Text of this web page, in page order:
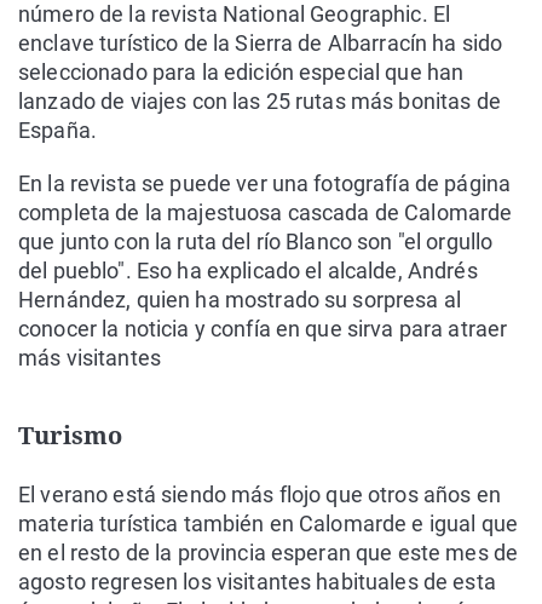
número de la revista National Geographic. El
enclave turístico de la Sierra de Albarracín ha sido
seleccionado para la edición especial que han
lanzado de viajes con las 25 rutas más bonitas de
España.
En la revista se puede ver una fotografía de página
completa de la majestuosa cascada de Calomarde
que junto con la ruta del río Blanco son "el orgullo
del pueblo". Eso ha explicado el alcalde, Andrés
Hernández, quien ha mostrado su sorpresa al
conocer la noticia y confía en que sirva para atraer
más visitantes
Turismo
El verano está siendo más flojo que otros años en
materia turística también en Calomarde e igual que
en el resto de la provincia esperan que este mes de
agosto regresen los visitantes habituales de esta